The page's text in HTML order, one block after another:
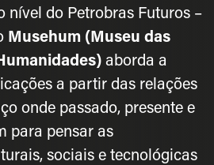
nível do Petrobras Futuros –
Musehum (Museu das
aborda a
a partir das relações
onde passado, presente e
para pensar as
sociais e tecnológicas